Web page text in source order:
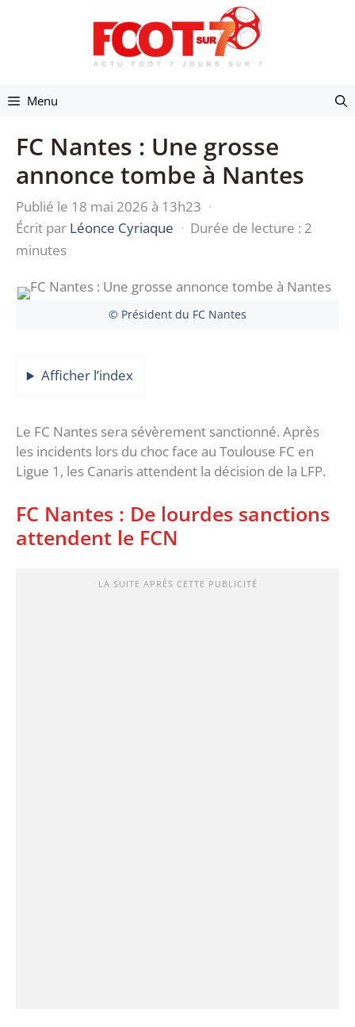
Menu
FC Nantes : Une grosse
annonce tombe à Nantes
Publié le 18 mai 2026 à 13h23 ·
Écrit par Léonce Cyriaque · Durée de lecture : 2
minutes
© Président du FC Nantes
Afficher l’index
Le FC Nantes sera sévèrement sanctionné. Après
les incidents lors du choc face au Toulouse FC en
Ligue 1, les Canaris attendent la décision de la LFP.
FC Nantes : De lourdes sanctions
attendent le FCN
LA SUITE APRÈS CETTE PUBLICITÉ